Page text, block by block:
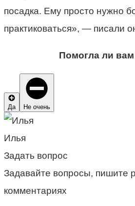
посадка. Ему просто нужно
практиковаться», — писали
Помогла ли вам
Да Не очень
Илья
Задать вопрос
Задавайте вопросы, пишите
комментариях